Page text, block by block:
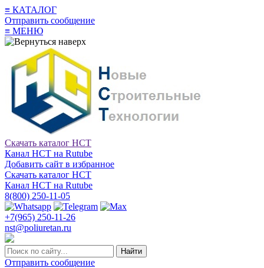
≡ КАТАЛОГ
Отправить сообщение
≡ МЕНЮ
Скачать каталог НСТ
Канал НСТ на Rutube
Добавить сайт в избранное
Скачать каталог НСТ
Канал НСТ на Rutube
8(800) 250-11-05
+7(965) 250-11-26
nst@poliuretan.ru
Найти
Отправить сообщение